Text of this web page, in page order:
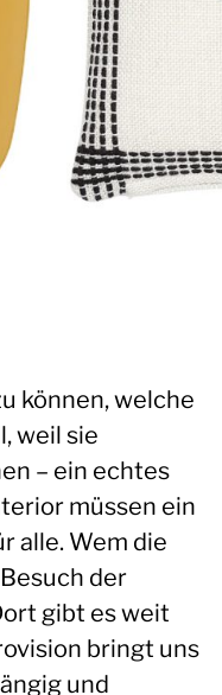
können, welche
weil sie
– ein echtes
müssen ein
alle. Wem die
der
gibt es weit
bringt uns
und